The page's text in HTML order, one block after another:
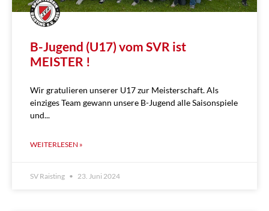
B-Jugend (U17) vom SVR ist
MEISTER !
Wir gratulieren unserer U17 zur Meisterschaft. Als
einziges Team gewann unsere B-Jugend alle Saisonspiele
und
WEITERLESEN »
SV Raisting 23. Juni 2024